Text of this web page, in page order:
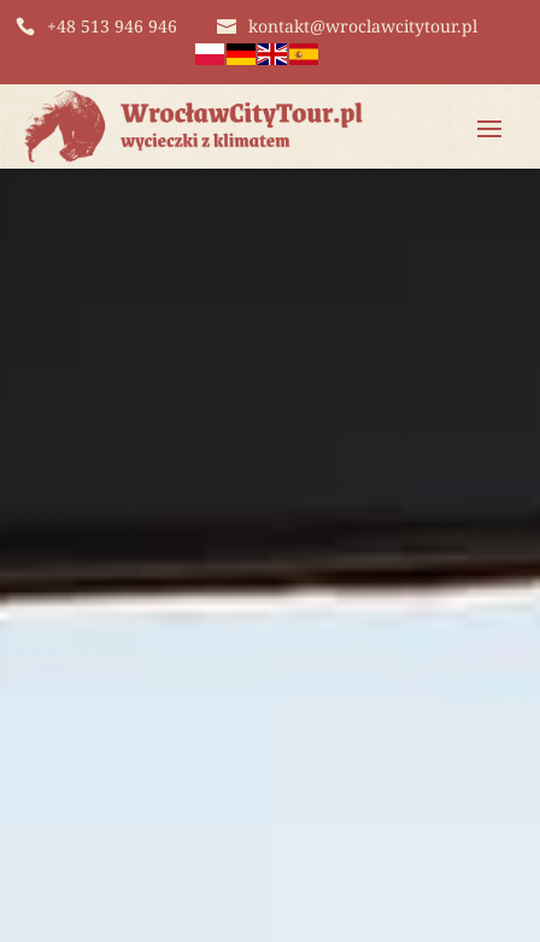
+48 513 946 946 kontakt@wroclawcitytour.pl